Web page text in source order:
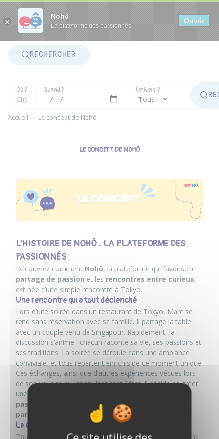
Nohô
La plateforme des passionnés
Ouvrir
RECHERCHER
Où ? Quand ? Univers ?
Accueil › Le concept de Nohô
LE CONCEPT DE NOHÔ
L’HISTOIRE DE NOHÔ : LA PLATEFORME DES
PASSIONNÉS
Découvrez comment Nohô, la plateforme qui favorise le
partage de passion et les rencontres entre curieux,
est née d’une simple rencontre à Tokyo.
Une rencontre qui a tout déclenché
Lors d’une soirée dans un restaurant de Tokyo, Marc se
rend sans réservation avec sa famille. Il partage la table
avec un couple venu de Singapour. Rapidement, la
discussion s’anime : chacun raconte sa vie, ses passions et
ses traditions. La soirée se déroule dans une ambiance
conviviale, et tous repartent enrichis de ce moment unique.
Ces échanges, ainsi que d’autres expériences vécues lors
de son voyage au Japon, inspirent Marc. Il décide de créer
une plateforme qui simplifie les
passionnés
et permet à chacun de
partager des expériences immersives
La création de Nohô
Pour concrétiser son idée, Marc invite son ami Christophe
Panneau de gestion des cookies